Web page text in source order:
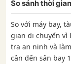
So sánh thời
So với máy bay,
gian di chuyển vì
tra an ninh và
cần đến sân bay